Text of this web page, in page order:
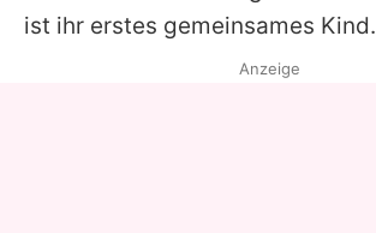
ist ihr erstes gemeinsames Kind.
Anzeige